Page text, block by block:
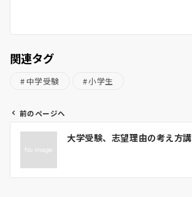
関連タグ
中学受験 小学生
ビ
前のページへ
大学受験、志望理由の考え方